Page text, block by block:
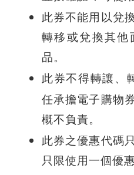
此券不能用以兌
轉移或兌換其他
品。
此券不得轉讓、
任承擔電子購物
概不負責。
此券之優惠代碼
只限使用一個優